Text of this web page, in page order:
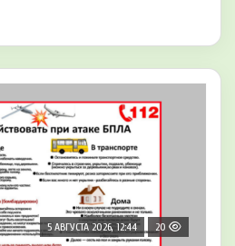
5 АВГУСТА 2026, 12:44 20